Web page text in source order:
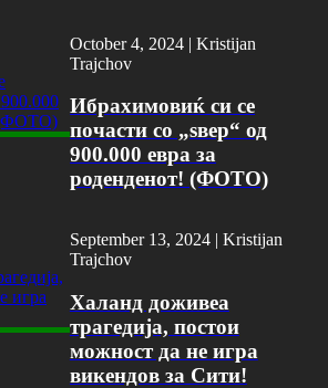
October 4, 2024 |Kristijan
Trajchov
Ибрахимовиќ си се
почасти со „ѕвер“ од
900.000 евра за
роденденот! (ФОТО)
September 13, 2024 | Kristijan
Trajchov
Халанд доживеа
трагедија, постои
можност да не игра
викендов за Сити!